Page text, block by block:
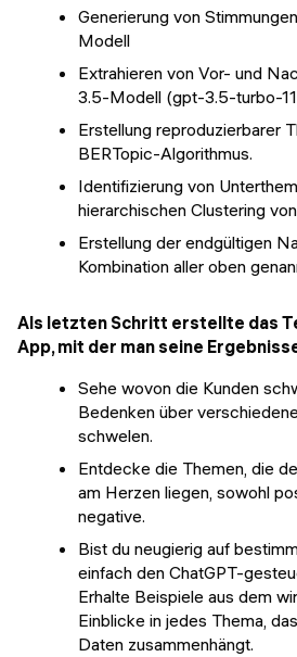
Generierung von
Modell
Extrahieren von Vor- und
3.5-Modell (gpt-3.5-turbo-
Erstellung reproduzierbarer
BERTopic-Algorithmus.
Identifizierung von
hierarchischen Clustering
Erstellung der endgültigen
Kombination aller oben
Als letzten Schritt erstellte das
App, mit der man seine
Sehe wovon die Kunden
Bedenken über
schwelen.
Entdecke die Themen, die
am Herzen liegen, sowohl
negative.
Bist du neugierig auf
einfach den ChatGPT-
Erhalte Beispiele aus dem
Einblicke in jedes Thema,
Daten zusammenhängt.